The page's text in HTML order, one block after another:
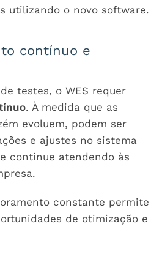
utilizando o novo software.
contínuo e
testes, o WES requer
. À medida que as
evoluem, podem ser
e ajustes no sistema
continue atendendo às
constante permite
de otimização e